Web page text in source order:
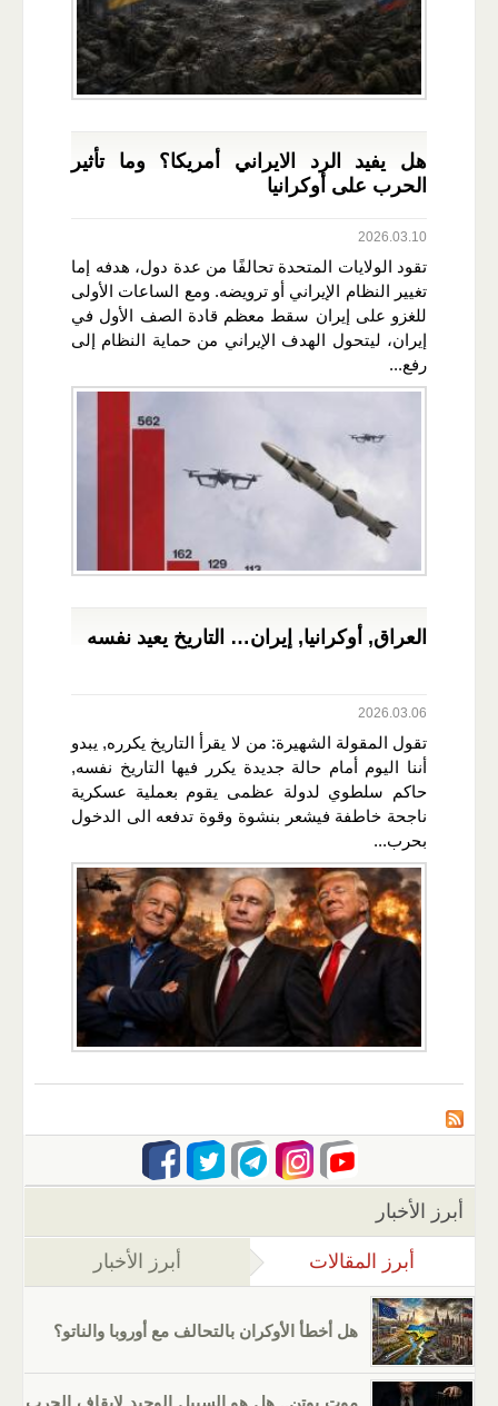
هل يفيد الرد الايراني أمريكا؟ وما تأثير
الحرب على أوكرانيا
2026.03.10
تقود الولايات المتحدة تحالفًا من عدة دول، هدفه إما
تغيير النظام الإيراني أو ترويضه. ومع الساعات الأولى
للغزو على إيران سقط معظم قادة الصف الأول في
إيران، ليتحول الهدف الإيراني من حماية النظام إلى
رفع...
العراق, أوكرانيا, إيران… التاريخ يعيد نفسه
2026.03.06
تقول المقولة الشهيرة: من لا يقرأ التاريخ يكرره, يبدو
أننا اليوم أمام حالة جديدة يكرر فيها التاريخ نفسه,
حاكم سلطوي لدولة عظمى يقوم بعملية عسكرية
ناجحة خاطفة فيشعر بنشوة وقوة تدفعه الى الدخول
بحرب...
أبرز الأخبار
أبرز المقالات (علامة التبويب النشطة)
أبرز الأخبار
هل أخطأ الأوكران بالتحالف مع أوروبا والناتو؟
موت بوتن.. هل هو السبيل الوحيد لإيقاف الحرب